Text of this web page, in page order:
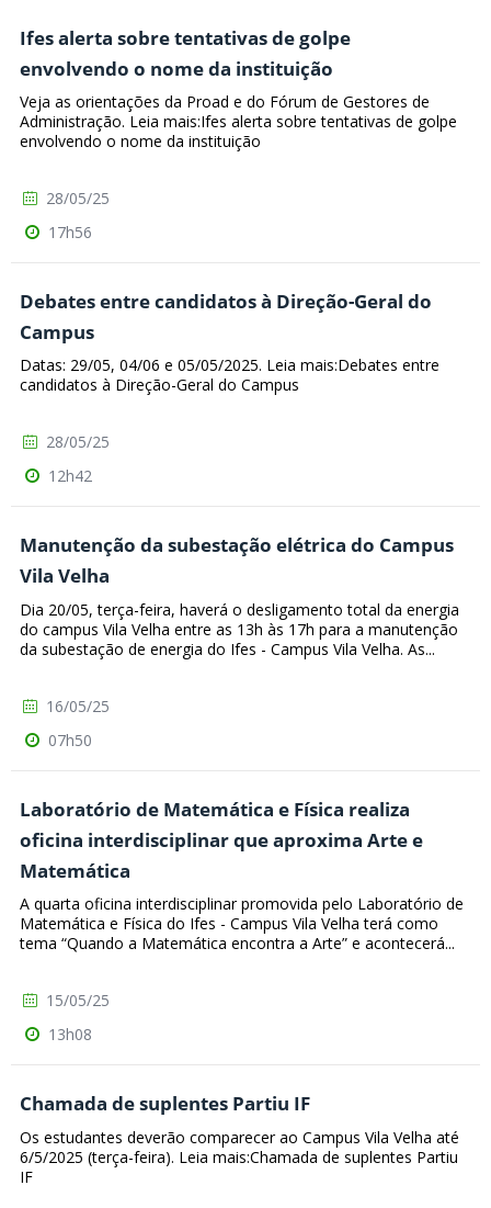
Ifes alerta sobre tentativas de golpe
envolvendo o nome da instituição
Veja as orientações da Proad e do Fórum de Gestores de
Administração. Leia mais:Ifes alerta sobre tentativas de golpe
envolvendo o nome da instituição
28/05/25
17h56
Debates entre candidatos à Direção-Geral do
Campus
Datas: 29/05, 04/06 e 05/05/2025. Leia mais:Debates entre
candidatos à Direção-Geral do Campus
28/05/25
12h42
Manutenção da subestação elétrica do Campus
Vila Velha
Dia 20/05, terça-feira, haverá o desligamento total da energia
do campus Vila Velha entre as 13h às 17h para a manutenção
da subestação de energia do Ifes - Campus Vila Velha. As...
16/05/25
07h50
Laboratório de Matemática e Física realiza
oficina interdisciplinar que aproxima Arte e
Matemática
A quarta oficina interdisciplinar promovida pelo Laboratório de
Matemática e Física do Ifes - Campus Vila Velha terá como
tema “Quando a Matemática encontra a Arte” e acontecerá...
15/05/25
13h08
Chamada de suplentes Partiu IF
Os estudantes deverão comparecer ao Campus Vila Velha até
6/5/2025 (terça-feira). Leia mais:Chamada de suplentes Partiu
IF